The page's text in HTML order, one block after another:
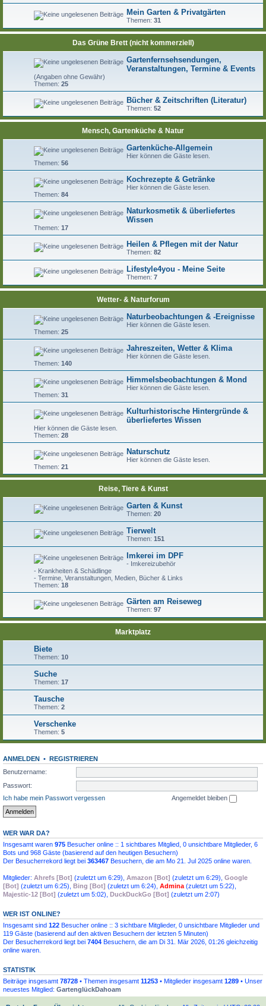
Mein Garten & Privatgärten
Themen: 31
Das Grüne Brett (nicht kommerziell)
Gartenfernsehsendungen,
Veranstaltungen, Termine & Events
(Angaben ohne Gewähr)
Themen: 25
Bücher & Zeitschriften (Literatur)
Themen: 52
Mensch, Gartenküche & Natur
Gartenküche-Allgemein
Hier können die Gäste lesen.
Themen: 56
Kochrezepte & Getränke
Hier können die Gäste lesen.
Themen: 84
Naturkosmetik & überliefertes
Wissen
Themen: 17
Heilen & Pflegen mit der Natur
Themen: 82
Lifestyle4you - Meine Seite
Themen: 7
Wetter- & Naturforum
Naturbeobachtungen & -Ereignisse
Hier können die Gäste lesen.
Themen: 25
Jahreszeiten, Wetter & Klima
Hier können die Gäste lesen.
Themen: 140
Himmelsbeobachtungen & Mond
Hier können die Gäste lesen.
Themen: 31
Kulturhistorische Hintergründe &
überliefertes Wissen
Hier können die Gäste lesen.
Themen: 28
Naturschutz
Hier können die Gäste lesen.
Themen: 21
Reise, Tiere & Kunst
Garten & Kunst
Themen: 20
Tierwelt
Themen: 151
Imkerei im DPF
- Imkereizubehör
- Krankheiten & Schädlinge
- Termine, Veranstaltungen, Medien, Bücher & Links
Themen: 18
Gärten am Reiseweg
Themen: 97
Marktplatz
Biete
Themen: 10
Suche
Themen: 17
Tausche
Themen: 2
Verschenke
Themen: 5
ANMELDEN • REGISTRIEREN
Benutzername:
Passwort:
Ich habe mein Passwort vergessen
Angemeldet bleiben
WER WAR DA?
Insgesamt waren 975 Besucher online :: 1 sichtbares Mitglied, 0 unsichtbare Mitglieder, 6
Bots und 968 Gäste (basierend auf den heutigen Besuchern)
Der Besucherrekord liegt bei 363467 Besuchern, die am Mo 21. Jul 2025 online waren.
Mitglieder: Ahrefs [Bot] (zuletzt um 6:29), Amazon [Bot] (zuletzt um 6:29), Google
[Bot] (zuletzt um 6:25), Bing [Bot] (zuletzt um 6:24), Admina (zuletzt um 5:22),
Majestic-12 [Bot] (zuletzt um 5:02), DuckDuckGo [Bot] (zuletzt um 2:07)
WER IST ONLINE?
Insgesamt sind 122 Besucher online :: 3 sichtbare Mitglieder, 0 unsichtbare Mitglieder und
119 Gäste (basierend auf den aktiven Besuchern der letzten 5 Minuten)
Der Besucherrekord liegt bei 7404 Besuchern, die am Di 31. Mär 2026, 01:26 gleichzeitig
online waren.
STATISTIK
Beiträge insgesamt 78728 • Themen insgesamt 11253 • Mitglieder insgesamt 1289 • Unser
neuestes Mitglied: GartenglückDahoam